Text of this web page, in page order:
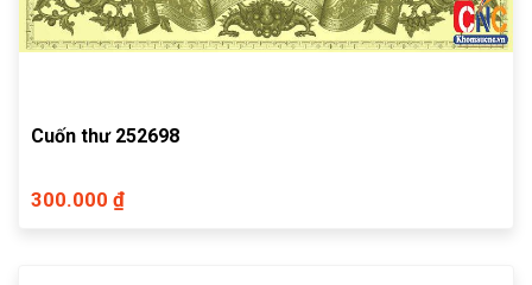
Cuốn thư 252698
300.000 ₫